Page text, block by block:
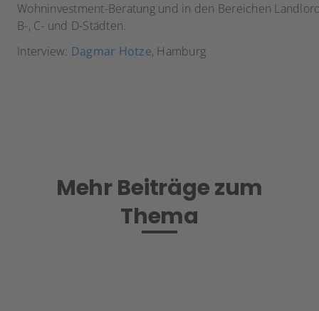
Wohninvestment-Beratung und in den Bereichen
B-, C- und D-Städten.
Interview: Dagmar Hotze, Hamburg
Mehr Beiträge zum
Thema